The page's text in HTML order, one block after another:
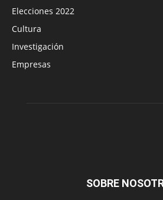
Elecciones 2022
Cultura
Investigación
Empresas
SOBRE